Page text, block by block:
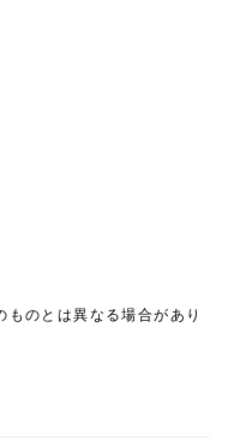
のとは異なる場合があり